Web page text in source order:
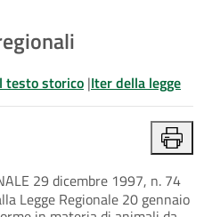
testo storico |Iter della legge
29 dicembre 1997, n. 74
Legge Regionale 20 gennaio